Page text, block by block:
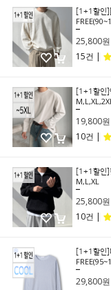
[1+1할인
25,800원
15건 |
[1+1할인]
19,800원
10건 |
[1+1할인]
M,L,XL
25,800원
10건 |
[1+1할인]
29,800원